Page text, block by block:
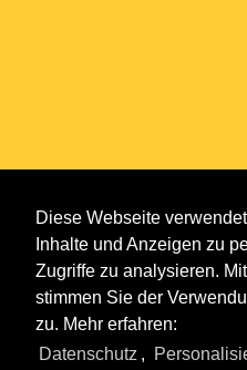
Diese Webseite
Inhalte und Anzeigen zu
Zugriffe zu analysieren.
stimmen Sie der
zu. Mehr erfahren:
Datenschutz ,